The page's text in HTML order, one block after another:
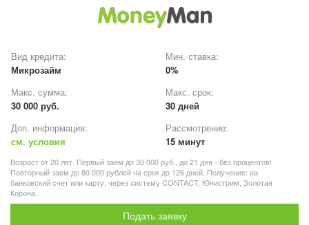
Вид кредита:
Микрозайм
Мин. ставка:
0%
Макс. сумма:
30 000 руб.
Макс. срок:
30 дней
Доп. информация:
см. условия
Рассмотрение:
15 минут
Возраст от 20 лет. Первый заем до 30 000 руб., до 21 дня - без процентов!
Повторный заем до 80 000 рублей на срок до 126 дней. Получение: на
банковский счет или карту, через систему CONTACT, Юнистрим, Золотая
Корона.
Подать заявку